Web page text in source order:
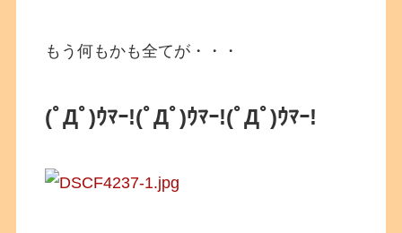
もう何もかも全てが・・・
(ﾟДﾟ)ｳﾏｰ!(ﾟДﾟ)ｳﾏｰ!(ﾟДﾟ)ｳﾏｰ!